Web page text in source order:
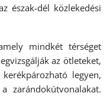
észak-dél közlekedési
mindkét térséget
az ötleteket,
legyen,
zarándokútvonalakat.